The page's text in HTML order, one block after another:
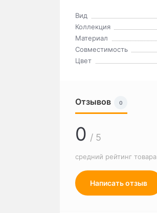
Вид
Коллекция
Материал
Совместимость
Цвет
Отзывов 0
0 / 5
средний рейтинг товара
Написать отзыв